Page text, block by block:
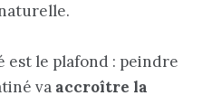
est le plafond : peindre
va accroître la